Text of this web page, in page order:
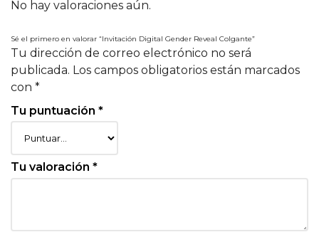
No hay valoraciones aún.
Sé el primero en valorar “Invitación Digital Gender Reveal Colgante”
Tu dirección de correo electrónico no será
publicada. Los campos obligatorios están marcados
con *
Tu puntuación *
Tu valoración *